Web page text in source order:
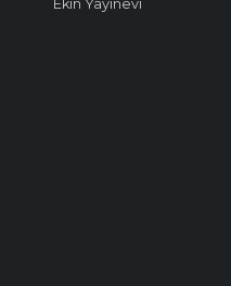
Ekin Yayınevi